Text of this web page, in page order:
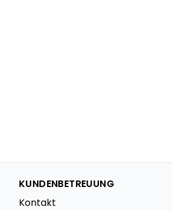
KUNDENBETREUUNG
Kontakt